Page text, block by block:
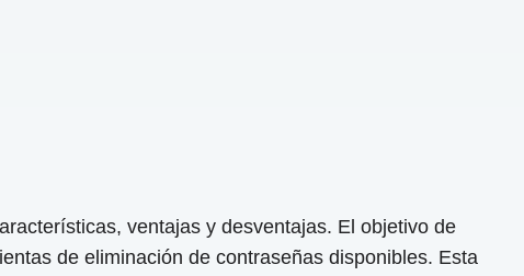
ventajas y desventajas. El objetivo de
de eliminación de contraseñas disponibles. Esta